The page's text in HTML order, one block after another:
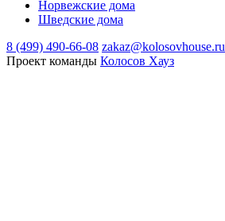
Норвежские дома
Шведские дома
8 (499) 490-66-08 zakaz@kolosovhouse.ru
Проект команды Колосов Хауз